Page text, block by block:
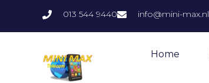
013 544 9440 info@mini-max.nl
Home